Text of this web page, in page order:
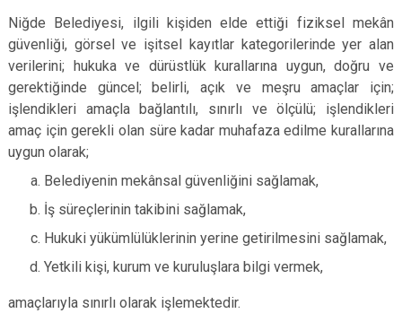
Niğde Belediyesi, ilgili kişiden elde ettiği fiziksel mekân
güvenliği, görsel ve işitsel kayıtlar kategorilerinde yer alan
verilerini; hukuka ve dürüstlük kurallarına uygun, doğru ve
gerektiğinde güncel; belirli, açık ve meşru amaçlar için;
işlendikleri amaçla bağlantılı, sınırlı ve ölçülü; işlendikleri
amaç için gerekli olan süre kadar muhafaza edilme kurallarına
uygun olarak;
Belediyenin mekânsal güvenliğini sağlamak,
İş süreçlerinin takibini sağlamak,
Hukuki yükümlülüklerinin yerine getirilmesini sağlamak,
Yetkili kişi, kurum ve kuruluşlara bilgi vermek,
amaçlarıyla sınırlı olarak işlemektedir.